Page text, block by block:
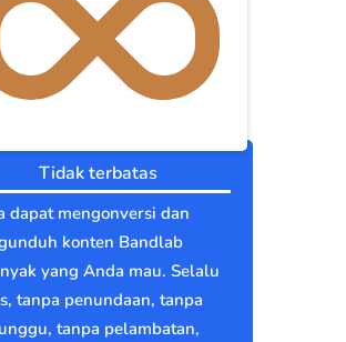
Tidak terbatas
dapat mengonversi dan
konten Bandlab
yang Anda mau. Selalu
tanpa penundaan, tanpa
tanpa pelambatan,